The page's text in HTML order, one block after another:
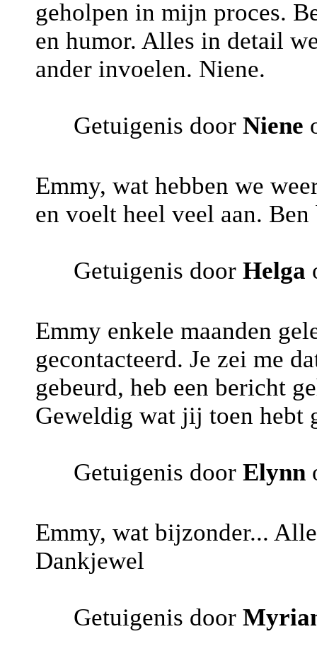
geholpen in mijn proces.
en humor. Alles in detail
ander invoelen. Niene.
Getuigenis door Niene
Emmy, wat hebben we
en voelt heel veel aan.
Getuigenis door Helga
Emmy enkele maanden
gecontacteerd. Je zei me
gebeurd, heb een bericht
Geweldig wat jij toen hebt
Getuigenis door Elynn
Emmy, wat bijzonder...
Dankjewel
Getuigenis door